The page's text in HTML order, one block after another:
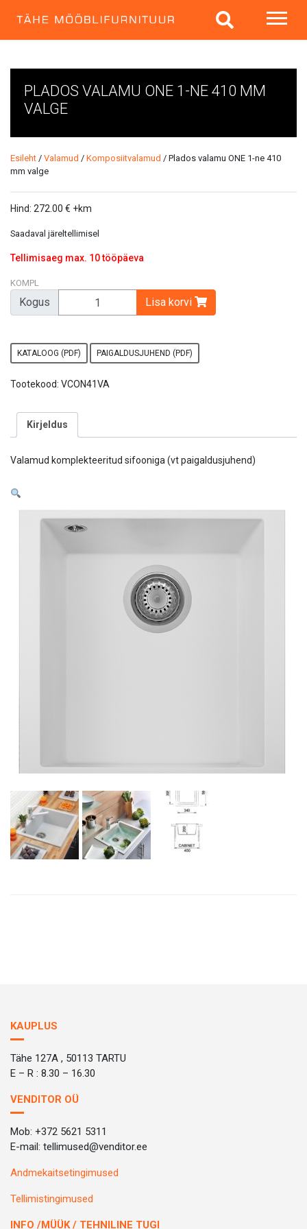
PLADOS VALAMU ONE 1-NE 410 MM
VALGE
Esileht / Valamud / Komposiitvalamud / Plados valamu ONE 1-ne 410
mm valge
Hind: 272.00 € +km
Saadaval järeltellimisel
Tellimisaeg max. 10 tööpäeva
KOMPL
Kogus Lisa korvi
KATALOOG (PDF) PAIGALDUSJUHEND (PDF)
Tootekood: VCON41VA
Kirjeldus
Valamud komplekteeritud sifooniga (vt paigaldusjuhend)
KAUPLUS
Tähe 127A , 50113 TARTU
E – R : 8.30 – 16.30
VENDITOR OÜ
Mob: +372 5621 5311
E-mail: tellimused@venditor.ee
Andmekaitsetingimused
Tellimistingimused
INFO /MÜÜK / TEHNILINE TUGI